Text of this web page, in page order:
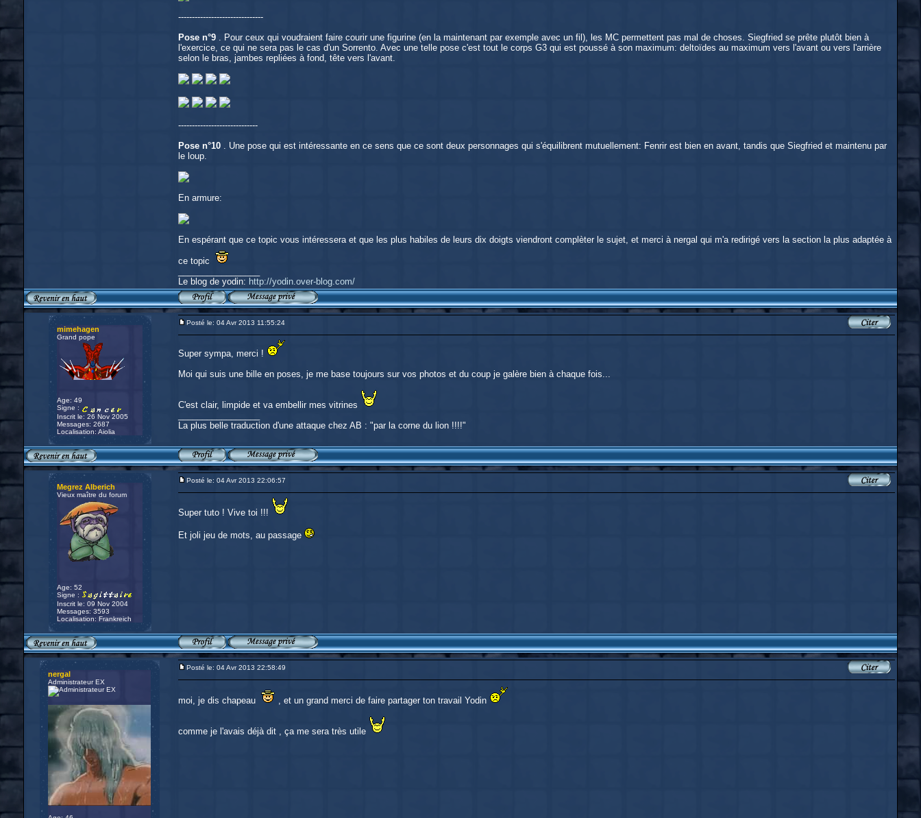
-------------------------------
Pose n°9 . Pour ceux qui voudraient faire courir une figurine (en la maintenant par exemple avec un fil), les MC permettent pas mal de choses. Siegfried se prête plutôt bien à
l'exercice, ce qui ne sera pas le cas d'un Sorrento. Avec une telle pose c'est tout le corps G3 qui est poussé à son maximum: deltoïdes au maximum vers l'avant ou vers l'arrière
selon le bras, jambes repliées à fond, tête vers l'avant.
-----------------------------
Pose n°10 . Une pose qui est intéressante en ce sens que ce sont deux personnages qui s'équilibrent mutuellement: Fenrir est bien en avant, tandis que Siegfried et maintenu par
le loup.
En armure:
En espérant que ce topic vous intéressera et que les plus habiles de leurs dix doigts viendront complèter le sujet, et merci à nergal qui m'a redirigé vers la section la plus adaptée à
ce topic
Le blog de yodin: http://yodin.over-blog.com/
mimehagen
Grand pope
Age: 49
Signe :
Inscrit le: 26 Nov 2005
Messages: 2687
Localisation: Aiolia
Posté le: 04 Avr 2013 11:55:24
Super sympa, merci !
Moi qui suis une bille en poses, je me base toujours sur vos photos et du coup je galère bien à chaque fois...
C'est clair, limpide et va embellir mes vitrines
La plus belle traduction d'une attaque chez AB : "par la corne du lion !!!!"
Megrez Alberich
Vieux maître du forum
Age: 52
Signe :
Inscrit le: 09 Nov 2004
Messages: 3593
Localisation: Frankreich
Posté le: 04 Avr 2013 22:06:57
Super tuto ! Vive toi !!!
Et joli jeu de mots, au passage
nergal
Administrateur EX
Posté le: 04 Avr 2013 22:58:49
moi, je dis chapeau , et un grand merci de faire partager ton travail Yodin
comme je l'avais déjà dit , ça me sera très utile